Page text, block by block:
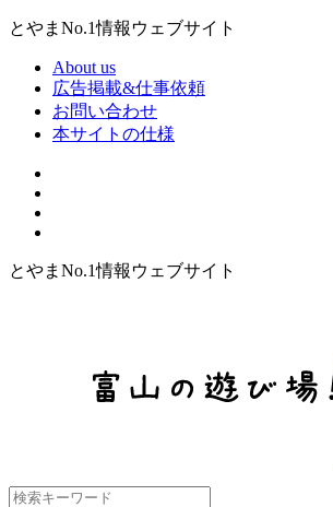
とやまNo.1情報ウェブサイト
About us
広告掲載&仕事依頼
お問い合わせ
本サイトの仕様
とやまNo.1情報ウェブサイト